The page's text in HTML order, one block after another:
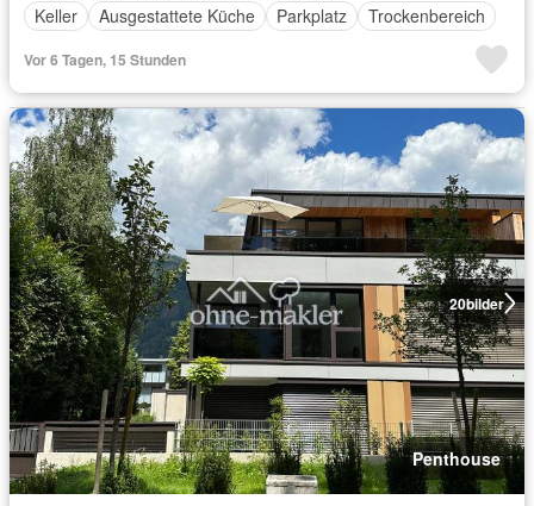
Keller
Ausgestattete Küche Parkplatz Trockenbereich
Vor 6 Tagen, 15 Stunden
20bilder
Penthouse